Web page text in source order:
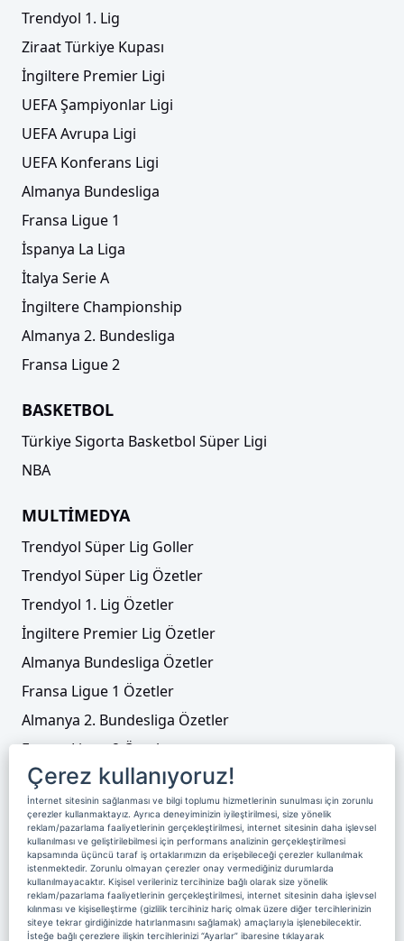
Trendyol 1. Lig
Ziraat Türkiye Kupası
İngiltere Premier Ligi
UEFA Şampiyonlar Ligi
UEFA Avrupa Ligi
UEFA Konferans Ligi
Almanya Bundesliga
Fransa Ligue 1
İspanya La Liga
İtalya Serie A
İngiltere Championship
Almanya 2. Bundesliga
Fransa Ligue 2
BASKETBOL
Türkiye Sigorta Basketbol Süper Ligi
NBA
MULTİMEDYA
Trendyol Süper Lig Goller
Trendyol Süper Lig Özetler
Trendyol 1. Lig Özetler
İngiltere Premier Lig Özetler
Almanya Bundesliga Özetler
Fransa Ligue 1 Özetler
Almanya 2. Bundesliga Özetler
Fransa Ligue 2 Özetler
Tenis
Video Liste
Foto Galeriler
Üyelik Yayın Akışı Reklam
Site Sözleşmesi
Künye ve İletişim
Çerez Politikası
Çerez kullanıyoruz!
İnternet sitesinin sağlanması ve bilgi toplumu hizmetlerinin sunulması için zorunlu
çerezler kullanmaktayız. Ayrıca deneyiminizin iyileştirilmesi, size yönelik
reklam/pazarlama faaliyetlerinin gerçekleştirilmesi, internet sitesinin daha işlevsel
kullanılması ve geliştirilebilmesi için performans analizinin gerçekleştirilmesi
kapsamında üçüncü taraf iş ortaklarımızın da erişebileceği çerezler kullanılmak
istenmektedir. Zorunlu olmayan çerezler onay vermediğiniz durumlarda
kullanılmayacaktır. Kişisel verileriniz tercihinize bağlı olarak size yönelik
reklam/pazarlama faaliyetlerinin gerçekleştirilmesi, internet sitesinin daha işlevsel
kılınması ve kişiselleştirme (gizlilik tercihiniz hariç olmak üzere diğer tercihlerinizin
siteye tekrar girdiğinizde hatırlanmasını sağlamak) amaçlarıyla işlenebilecektir.
İsteğe bağlı çerezlere ilişkin tercihlerinizi “Ayarlar” ibaresine tıklayarak